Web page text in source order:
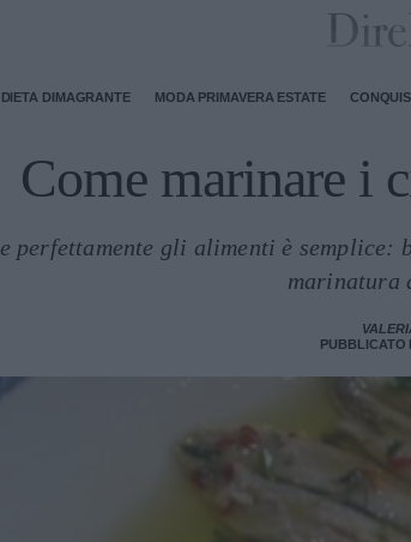
DIETA DIMAGRANTE MODA PRIMAVERA ESTATE
Come marinare i
perfettamente gli alimenti è semplice:
marinatura
PUBBLICATO